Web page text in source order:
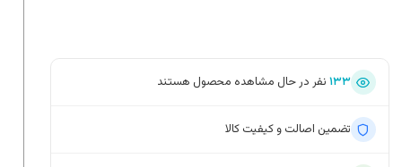
۱۳۳ نفر در حال مشاهده محصول هستند
تضمین اصالت و کیفیت کالا